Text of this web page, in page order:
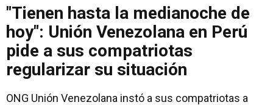
"Tienen hasta la medianoche de
hoy": Unión Venezolana en Perú
pide a sus compatriotas
regularizar su situación
ONG Unión Venezolana instó a sus compatriotas a